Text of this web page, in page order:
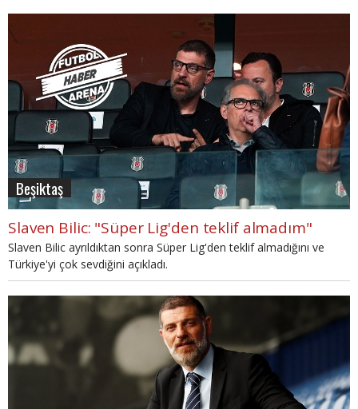
Beşiktaş
Slaven Bilic: "Süper Lig'den teklif almadım"
Slaven Bilic ayrıldıktan sonra Süper Lig'den teklif almadığını ve
Türkiye'yi çok sevdiğini açıkladı.